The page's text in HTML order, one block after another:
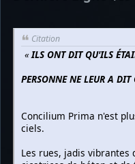
Citation
«ILS ONT DIT QU'ILS
PERSONNE NE LEUR A
Concilium Prima n'est
ciels.
Les rues, jadis vibrantes